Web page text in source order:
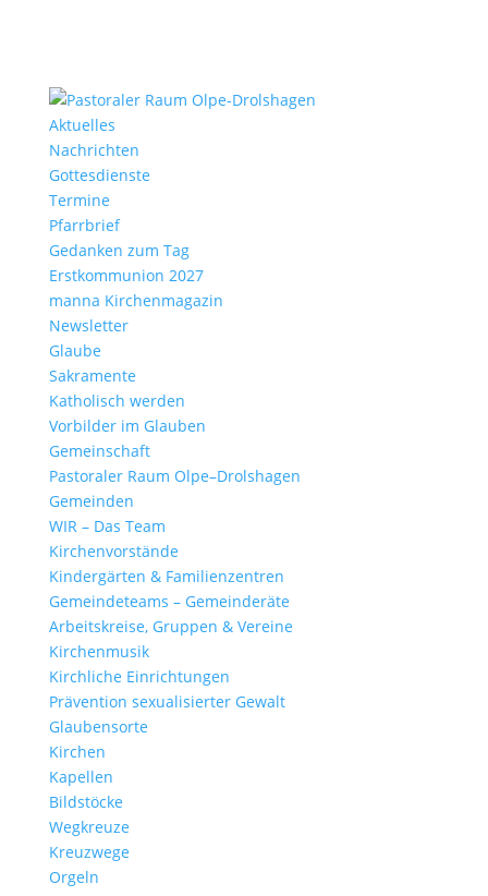
Aktu­elles
Nach­richten
Gottes­dienste
Termine
Pfarr­brief
Gedanken zum Tag
Erst­kom­mu­nion 2027
manna Kirchen­ma­gazin
News­letter
Glaube
Sakra­mente
Katho­lisch werden
Vorbilder im Glauben
Gemein­schaft
Pasto­raler Raum Olpe–Drolshagen
Gemeinden
WIR – Das Team
Kirchen­vor­stände
Kinder­gärten & Familienzentren
Gemein­de­teams – Gemeinderäte
Arbeits­kreise, Gruppen & Vereine
Kirchen­musik
Kirch­liche Einrichtungen
Präven­tion sexua­li­sierter Gewalt
Glau­ben­s­orte
Kirchen
Kapellen
Bild­stöcke
Wegkreuze
Kreuz­wege
Orgeln